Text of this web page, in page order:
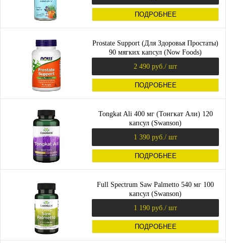
ПОДРОБНЕЕ
Prostate Support (Для Здоровья Простаты)
90 мягких капсул (Now Foods)
2 490 руб. / шт
ПОДРОБНЕЕ
Tongkat Ali 400 мг (Тонгкат Али) 120
капсул (Swanson)
1 390 руб. / шт
ПОДРОБНЕЕ
Full Spectrum Saw Palmetto 540 мг 100
капсул (Swanson)
1 190 руб. / шт
ПОДРОБНЕЕ